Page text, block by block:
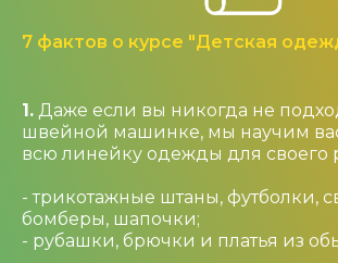
7 фактов о курсе "Детская
1. Даже если вы никогда не
швейной машинке, мы научим вас
всю линейку одежды для своего
- трикотажные штаны, футболки,
бомберы, шапочки;
- рубашки, брючки и платья из